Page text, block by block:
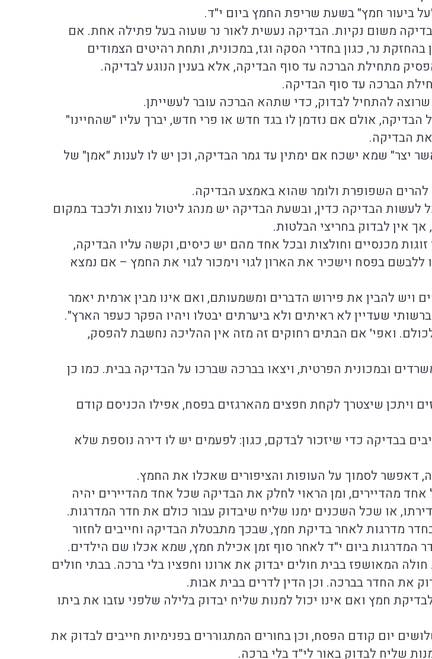
ביעור חמץ" בשעת שריפת החמץ ביום י"ד.
משום נקיות. הבדיקה נעשית לאור נר שעוה בעל פתילה אחת. אם
בהחזקת נר, כגון בחדרי הסקה וגז, במכונית, ותחת רהיטים הצמודים
מתחילת הברכה עד סוף הבדיקה, אלא בענין הנוגע לבדיקה.
הברכה עד סוף הבדיקה.
להתחיל לבדוק, כדי שתהא הברכה עובר לעשייתן.
אולם אם נזדמן לו בגד חדש או פרי חדש, יברך עליו "שהחיינו"
את הבדיקה.
יצר" שמא ישכח אם ימתין עד גמר הבדיקה, וכן יש לו לענות "אמן" של
השפופרת ולומר שהוא באמצע הבדיקה.
לעשות הבדיקה כדין, ובשעת הבדיקה יש מנהג ליטול נוצות ולכבד במקום
אין לבדוק בחריצי הבלטות.
מכנסיים וחולצות ובכל אחד מהם יש כיסים, וקשה עליו הבדיקה,
ללבשם בפסח וישכיר את הארון לגוי וימכור לגוי את החמץ – אם נמצא
ויש להבין את פירוש הדברים ומשמעותם, ואם אינו מבין ארמית יאמר
שעדיין לא ראיתים ולא ביערתים יבטלו ויהיו הפקר כעפר הארץ".
ואפי' אם הבתים רחוקים זה מזה אין ההליכה נחשבת להפסק,
ובמכונית הפרטית, ויצאו בברכה שברכו על הבדיקה בבית. כמו כן
ויתכן שיצטרך לקחת חפצים מהארגזים בפסח, אפילו הכניסם קודם
בבדיקה כדי שיזכור לבדקם, כגון: לפעמים יש לו דירה נוספת שלא
דאפשר לסמוך על העופות והציפורים שאכלו את החמץ.
מהדיירים, ומן הראוי לחלק את הבדיקה שכל אחד מהדיירים יהיה
או שכל השכנים ימנו שליח שיבדוק עבור כולם את חדר המדרגות.
מדרגות לאחר בדיקת חמץ, שבכך מתבטלת הבדיקה וחייבים לחזור
המדרגות ביום י"ד לאחר סוף זמן אכילת חמץ, שמא אכלו שם הילדים.
המאושפז בבית חולים יבדוק את ארונו וחפציו בלי ברכה. בבתי חולים
את החדר בברכה. וכן הדין לדרים בבית אבות.
חמץ ואם אינו יכול למנות שליח יבדוק בלילה שלפני עזבו את ביתו
יום קודם הפסח, וכן בחורים המתגוררים בפנימיות חייבים לבדוק את
שליח לבדוק באור לי"ד בלי ברכה.